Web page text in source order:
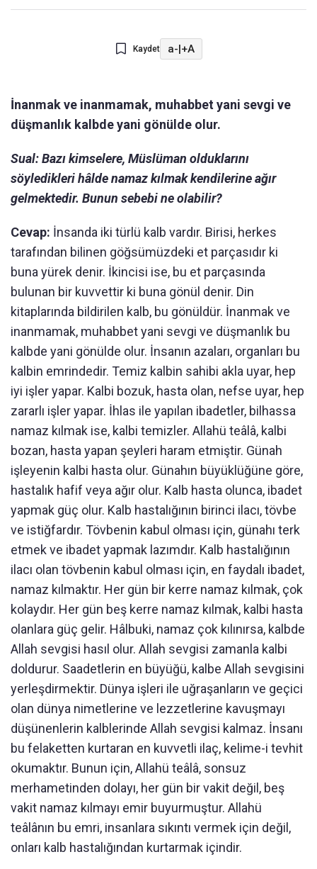
Kaydet a-|+A
İnanmak ve inanmamak, muhabbet yani sevgi ve
düşmanlık kalbde yani gönülde olur.
Sual: Bazı kimselere, Müslüman olduklarını
söyledikleri hâlde namaz kılmak kendilerine ağır
gelmektedir. Bunun sebebi ne olabilir?
Cevap: İnsanda iki türlü kalb vardır. Birisi, herkes
tarafından bilinen göğsümüzdeki et parçasıdır ki
buna yürek denir. İkincisi ise, bu et parçasında
bulunan bir kuvvettir ki buna gönül denir. Din
kitaplarında bildirilen kalb, bu gönüldür. İnanmak ve
inanmamak, muhabbet yani sevgi ve düşmanlık bu
kalbde yani gönülde olur. İnsanın azaları, organları bu
kalbin emrindedir. Temiz kalbin sahibi akla uyar, hep
iyi işler yapar. Kalbi bozuk, hasta olan, nefse uyar, hep
zararlı işler yapar. İhlas ile yapılan ibadetler, bilhassa
namaz kılmak ise, kalbi temizler. Allahü teâlâ, kalbi
bozan, hasta yapan şeyleri haram etmiştir. Günah
işleyenin kalbi hasta olur. Günahın büyüklüğüne göre,
hastalık hafif veya ağır olur. Kalb hasta olunca, ibadet
yapmak güç olur. Kalb hastalığının birinci ilacı, tövbe
ve istiğfardır. Tövbenin kabul olması için, günahı terk
etmek ve ibadet yapmak lazımdır. Kalb hastalığının
ilacı olan tövbenin kabul olması için, en faydalı ibadet,
namaz kılmaktır. Her gün bir kerre namaz kılmak, çok
kolaydır. Her gün beş kerre namaz kılmak, kalbi hasta
olanlara güç gelir. Hâlbuki, namaz çok kılınırsa, kalbde
Allah sevgisi hasıl olur. Allah sevgisi zamanla kalbi
doldurur. Saadetlerin en büyüğü, kalbe Allah sevgisini
yerleşdirmektir. Dünya işleri ile uğraşanların ve geçici
olan dünya nimetlerine ve lezzetlerine kavuşmayı
düşünenlerin kalblerinde Allah sevgisi kalmaz. İnsanı
bu felaketten kurtaran en kuvvetli ilaç, kelime-i tevhit
okumaktır. Bunun için, Allahü teâlâ, sonsuz
merhametinden dolayı, her gün bir vakit değil, beş
vakit namaz kılmayı emir buyurmuştur. Allahü
teâlânın bu emri, insanlara sıkıntı vermek için değil,
onları kalb hastalığından kurtarmak içindir.